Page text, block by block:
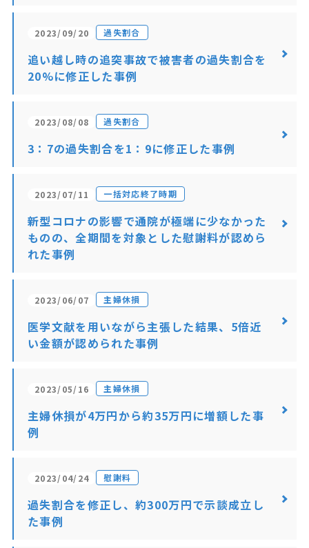
2023/09/20 過失割合
追い越し時の追突事故で被害者の過失割合を
20%に修正した事例
2023/08/08 過失割合
3：7の過失割合を1：9に修正した事例
2023/07/11 一括対応終了時期
新型コロナの影響で通院が極端に少なかった
ものの、全期間を対象とした慰謝料が認めら
れた事例
2023/06/07 主婦休損
医学文献を用いながら主張した結果、5倍近
い金額が認められた事例
2023/05/16 主婦休損
主婦休損が4万円から約35万円に増額した事
例
2023/04/24 慰謝料
過失割合を修正し、約300万円で示談成立し
た事例